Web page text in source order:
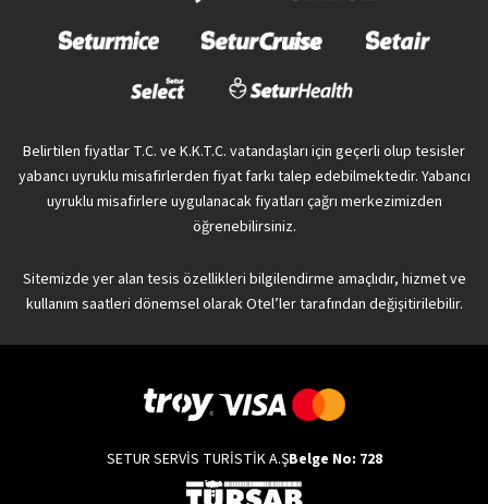
Belirtilen fiyatlar T.C. ve K.K.T.C. vatandaşları için geçerli olup tesisler
yabancı uyruklu misafirlerden fiyat farkı talep edebilmektedir. Yabancı
uyruklu misafirlere uygulanacak fiyatları çağrı merkezimizden
öğrenebilirsiniz.
Sitemizde yer alan tesis özellikleri bilgilendirme amaçlıdır, hizmet ve
kullanım saatleri dönemsel olarak Otel’ler tarafından değişitirilebilir.
SETUR SERVİS TURİSTİK A.ŞBelge No: 728